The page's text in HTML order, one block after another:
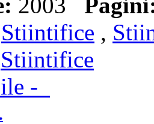
Stiintifice ,
Stiintifice
-